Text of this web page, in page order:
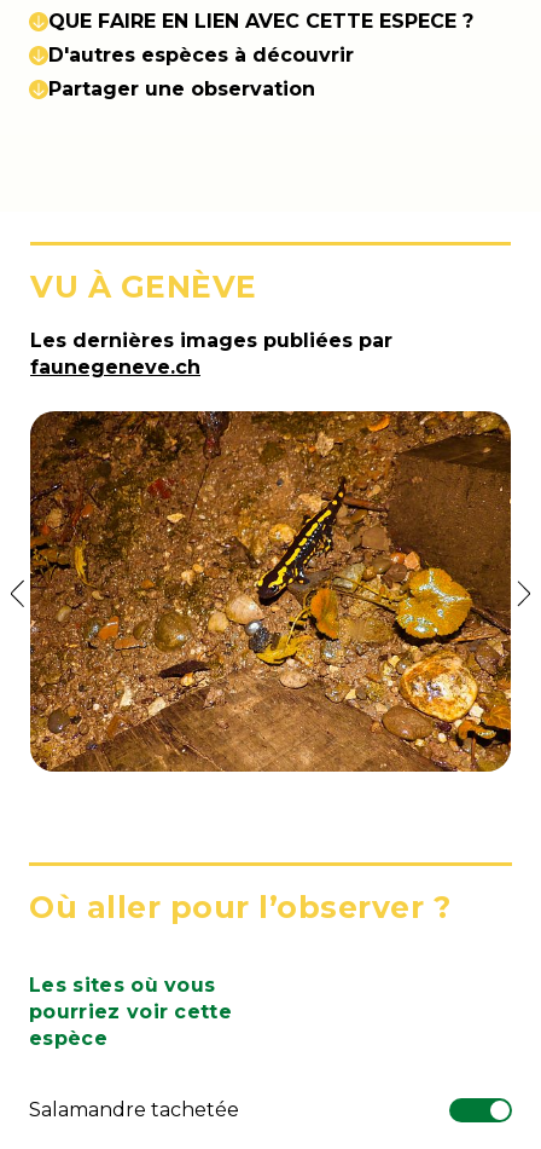
QUE FAIRE EN LIEN AVEC CETTE ESPECE ?
D'autres espèces à découvrir
Partager une observation
VU À GENÈVE
Les dernières images publiées par
faunegeneve.ch
Où aller pour l’observer ?
Les sites où vous
pourriez voir cette
espèce
Salamandre tachetée